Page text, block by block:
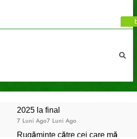
2025 la final
7 Luni Ago7 Luni Ago
Rugăminte către cei care mă